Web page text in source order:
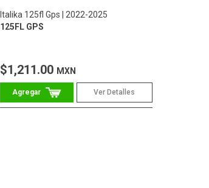
Italika 125fl Gps
2022-2025
125FL GPS
$1,211.00 MXN
Ver Detalles